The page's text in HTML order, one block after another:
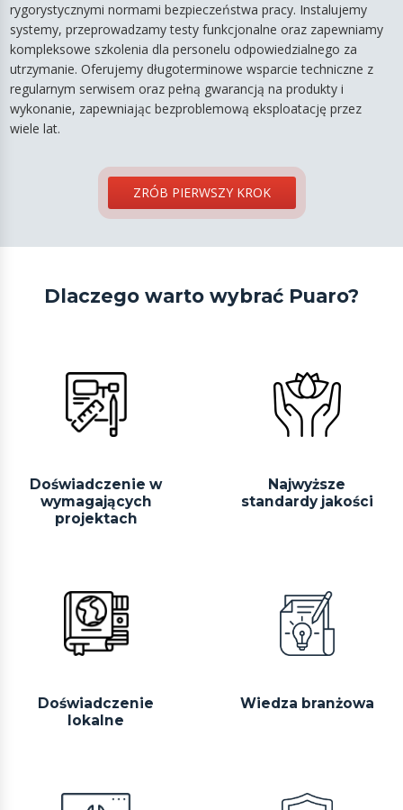
rygorystycznymi normami bezpieczeństwa pracy. Instalujemy
systemy, przeprowadzamy testy funkcjonalne oraz zapewniamy
kompleksowe szkolenia dla personelu odpowiedzialnego za
utrzymanie. Oferujemy długoterminowe wsparcie techniczne z
regularnym serwisem oraz pełną gwarancją na produkty i
wykonanie, zapewniając bezproblemową eksploatację przez
wiele lat.
ZRÓB PIERWSZY KROK
Dlaczego warto wybrać Puaro?
Doświadczenie w
wymagających
projektach
Najwyższe
standardy jakości
Doświadczenie
lokalne
Wiedza branżowa